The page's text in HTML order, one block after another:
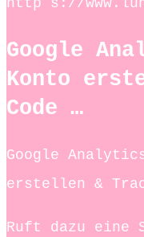
http s://
Google
Konto
Code …
Google
erstellen &
Ruft dazu eine